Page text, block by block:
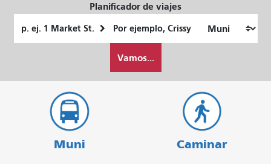
Planificador de viajes
de
quiero
viajar
Vamos...
Muni Caminar